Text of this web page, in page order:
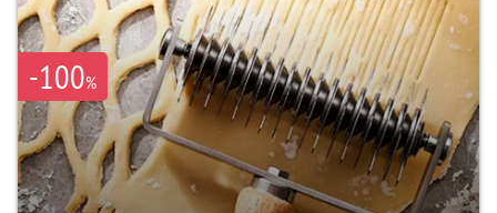
-100%